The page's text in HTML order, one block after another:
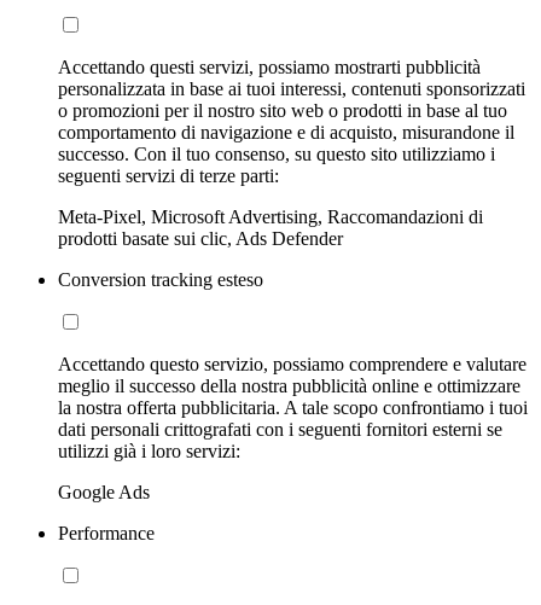
Accettando questi servizi, possiamo mostrarti pubblicità
personalizzata in base ai tuoi interessi, contenuti sponsorizzati
o promozioni per il nostro sito web o prodotti in base al tuo
comportamento di navigazione e di acquisto, misurandone il
successo. Con il tuo consenso, su questo sito utilizziamo i
seguenti servizi di terze parti:
Meta-Pixel, Microsoft Advertising, Raccomandazioni di
prodotti basate sui clic, Ads Defender
Conversion tracking esteso
Accettando questo servizio, possiamo comprendere e valutare
meglio il successo della nostra pubblicità online e ottimizzare
la nostra offerta pubblicitaria. A tale scopo confrontiamo i tuoi
dati personali crittografati con i seguenti fornitori esterni se
utilizzi già i loro servizi:
Google Ads
Performance